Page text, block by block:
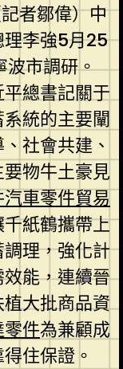
者鄒偉）中
理李強5月25
波市調研。
總書記關于
統的主要闡
社會共建、
物牛土豪見
汽車零件貿易
紙鶴攜帶上
理，強化計
能，連續晉
大批商品資
件為兼顧成
住保證。